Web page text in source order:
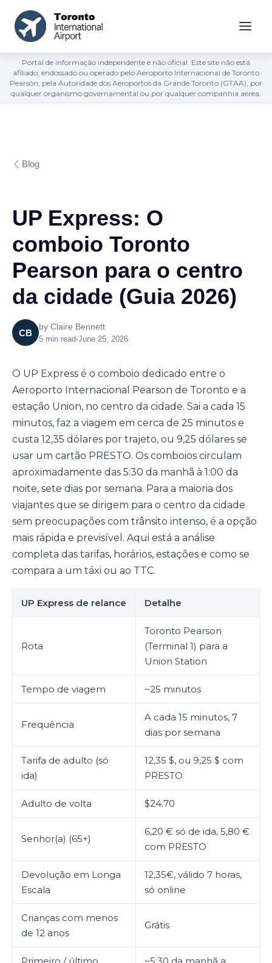
Portal de informação independente e não oficial. Este site não está
afiliado, endossado ou operado pelo Aeroporto Internacional de Toronto
Pearson, pela Autoridade dos Aeroportos da Grande Toronto (GTAA), por
qualquer organismo governamental ou por qualquer companhia aérea.
Blog
UP Express: O
comboio Toronto
Pearson para o centro
da cidade (Guia 2026)
CB
by Claire Bennett
5 min read•June 25, 2026
O UP Express é o comboio dedicado entre o
Aeroporto Internacional Pearson de Toronto e a
estação Union, no centro da cidade. Sai a cada 15
minutos, faz a viagem em cerca de 25 minutos e
custa 12,35 dólares por trajeto, ou 9,25 dólares se
usar um cartão PRESTO. Os comboios circulam
aproximadamente das 5:30 da manhã à 1:00 da
noite, sete dias por semana. Para a maioria dos
viajantes que se dirigem para o centro da cidade
sem preocupações com trânsito intenso, é a opção
mais rápida e previsível. Aqui está a análise
completa das tarifas, horários, estações e como se
compara a um táxi ou ao TTC.
UP Express de relance Detalhe
Rota
Toronto Pearson
(Terminal 1) para a
Union Station
Tempo de viagem ~25 minutos
Frequência
A cada 15 minutos, 7
dias por semana
Tarifa de adulto (só
ida)
12,35 $, ou 9,25 $ com
PRESTO
Adulto de volta $24.70
Senhor(a) (65+)
6,20 € só de ida, 5,80 €
com PRESTO
Devolução em Longa
Escala
12,35€, válido 7 horas,
só online
Crianças com menos
de 12 anos
Grátis